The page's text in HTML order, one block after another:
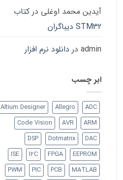
آیدین محمد اوغلی درکتاب
STM32 دیباگران
admin در دانلود نرم افزار
ابر چسب
ADC
Allegro
Altium Designer
ARM
AVR
Code Vision
DAC
Dotmatrix
DSP
EEPROM
FPGA
I2C
ISE
MATLAB
PCB
PIC
PWM